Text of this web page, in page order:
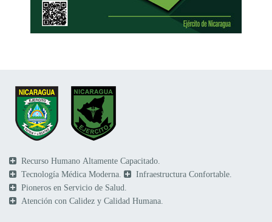
Recurso Humano Altamente Capacitado.
Tecnología Médica Moderna.
Infraestructura Confortable.
Pioneros en Servicio de Salud.
Atención con Calidez y Calidad Humana.